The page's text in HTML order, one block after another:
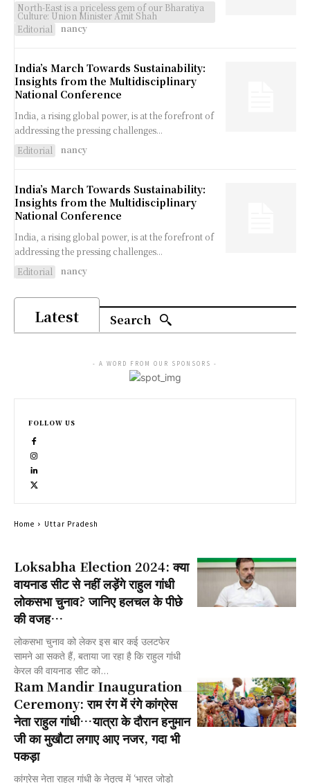
North-East is a priceless gem of our Bharatiya
Culture: Union Minister Amit Shah
Editorial
nancy
India’s March Towards Sustainability:
Insights from the Multidisciplinary
National Conference
India, a rising global power, is at the forefront of
addressing the pressing challenges...
Editorial
nancy
India’s March Towards Sustainability:
Insights from the Multidisciplinary
National Conference
India, a rising global power, is at the forefront of
addressing the pressing challenges...
Editorial
nancy
Latest Search
Loksabha Election 2024: क्या
वायनाड सीट से नहीं लड़ेंगे राहुल गांधी
लोकसभा चुनाव? जानिए हलचल के पीछे
की वजह…
लोकसभा चुनाव को लेकर इस बार कई उलटफेर
सामने आ सकते हैं, बताया जा रहा है कि राहुल गांधी
केरल की वायनाड सीट को...
Ram Mandir Inauguration
Ceremony: राम रंग में रंगे कांग्रेस
नेता राहुल गांधी…यात्रा के दौरान हनुमान
जी का मुखौटा लगाए आए नजर, गदा भी
पकड़ा
कांग्रेस नेता राहुल गांधी के नेतृत्व में ‘भारत जोड़ो
- A WORD FROM OUR SPONSORS -
FOLLOW US
Home Uttar Pradesh